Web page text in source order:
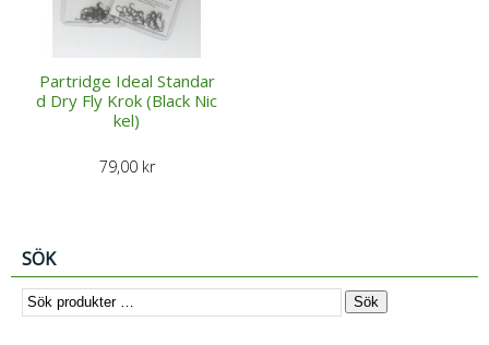
Partridge Ideal Standar
d Dry Fly Krok (Black Nic
kel)
79,00 kr
SÖK
Sök